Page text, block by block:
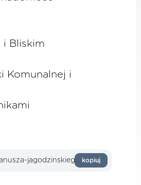
i Bliskim
Komunalnej i
kopiuj